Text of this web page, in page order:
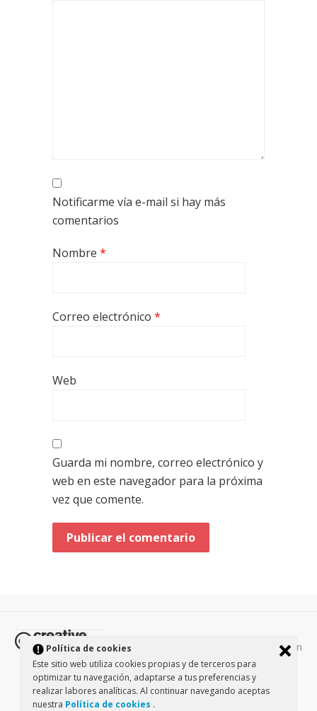
Política de cookies
Este sitio web utiliza cookies propias y de terceros para
optimizar tu navegación, adaptarse a tus preferencias y
realizar labores analíticas. Al continuar navegando aceptas
nuestra Política de cookies .
Notificarme vía e-mail si hay más
comentarios
Nombre *
Correo electrónico *
Web
Guarda mi nombre, correo electrónico y
web en este navegador para la próxima
vez que comente.
Todos los contenidos de esta página están
protegidos por la licencia Creative Commons Attribution-
NonCommercial-ShareAlike 3.0. / Política de privacidad
Theme by Design Lab